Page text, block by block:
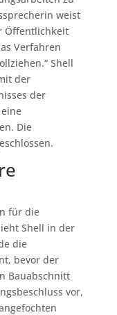
weist
Öffentlichkeit
Verfahren
Shell
der
der
Die
für die
Shell in der
die
bevor der
Bauabschnitt
vor,